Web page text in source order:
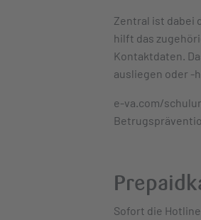
Zentral ist dabei
hilft das
Kontaktdaten.
ausliegen oder -
e-va.com/
Sofort die